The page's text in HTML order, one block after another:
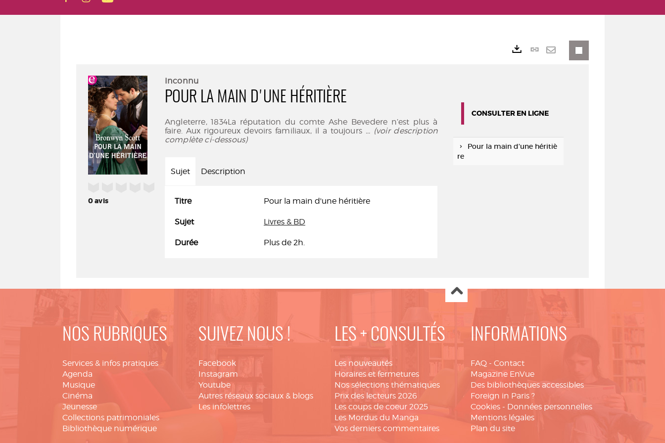
0avis
Inconnu
POUR LA MAIN D'UNE HÉRITIÈRE
Angleterre, 1834La réputation du comte Ashe Bevedere n’est plus à
faire. Aux rigoureux devoirs familiaux, il a toujours ... (voir description
complète ci-dessous)
Sujet Description
Titre Pour la main d'une héritière
Sujet Livres & BD
Durée Plus de 2h.
Lien
CONSULTER EN LIGNE
Pour la main d'une héritiè
re
NOS RUBRIQUES
Services & infos pratiques
Agenda
Musique
Cinéma
Jeunesse
Collections patrimoniales
Bibliothèque numérique
SUIVEZ NOUS !
Facebook
Instagram
Youtube
Autres réseaux sociaux & blogs
Les infolettres
LES + CONSULTÉS
Les nouveautés
Horaires et fermetures
Nos sélections thématiques
Prix des lecteurs 2026
Les coups de coeur 2025
Les Mordus du Manga
Vos derniers commentaires
INFORMATIONS
FAQ - Contact
Magazine EnVue
Des bibliothèques accessibles
Foreign in Paris ?
Cookies - Données personnelles
Mentions légales
Plan du site